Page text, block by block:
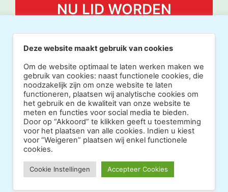
NU LID WORDEN
Vormgeving Hoenenenvandooren
· ·
Deze website maakt gebruik van cookies
Om de website optimaal te laten werken maken we
gebruik van cookies: naast functionele cookies, die
noodzakelijk zijn om onze website te laten
functioneren, plaatsen wij analytische cookies om
het gebruik en de kwaliteit van onze website te
meten en functies voor social media te bieden.
Door op “Akkoord” te klikken geeft u toestemming
voor het plaatsen van alle cookies. Indien u kiest
voor “Weigeren” plaatsen wij enkel functionele
cookies.
Cookie Instellingen Accepteer Cookies